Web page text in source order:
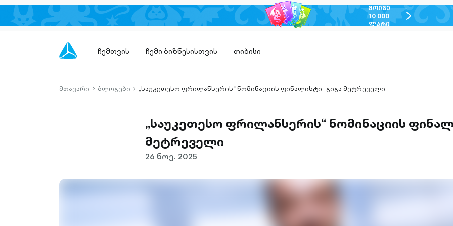
ᲛᲝᲘᲒᲔ
10 000
ᲚᲐᲠᲘ
chevron-
right-
ჩემთვის ჩემი ბიზნესისთვის თიბისი
მთავარი chevron-
ბლოგები chevron-
„საუკეთესო ფრილანსერის“ ნომინაციის ფინალისტი- გიგა მეტრეველი
„საუკეთესო ფრილანსერის“ ნომინაციის
მეტრეველი
26 ნოე. 2025